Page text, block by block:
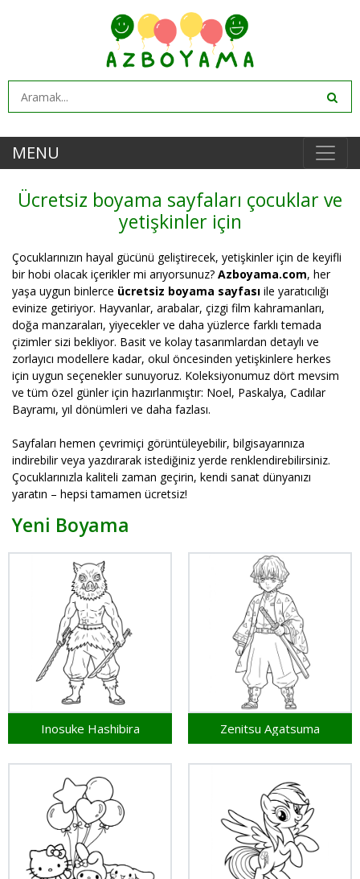
MENU
Ücretsiz boyama sayfaları çocuklar ve
yetişkinler için
Çocuklarınızın hayal gücünü geliştirecek, yetişkinler için de keyifli
bir hobi olacak içerikler mi arıyorsunuz? Azboyama.com, her
yaşa uygun binlerce ücretsiz boyama sayfası ile yaratıcılığı
evinize getiriyor. Hayvanlar, arabalar, çizgi film kahramanları,
doğa manzaraları, yiyecekler ve daha yüzlerce farklı temada
çizimler sizi bekliyor. Basit ve kolay tasarımlardan detaylı ve
zorlayıcı modellere kadar, okul öncesinden yetişkinlere herkes
için uygun seçenekler sunuyoruz. Koleksiyonumuz dört mevsim
ve tüm özel günler için hazırlanmıştır: Noel, Paskalya, Cadılar
Bayramı, yıl dönümleri ve daha fazlası.
Sayfaları hemen çevrimiçi görüntüleyebilir, bilgisayarınıza
indirebilir veya yazdırarak istediğiniz yerde renklendirebilirsiniz.
Çocuklarınızla kaliteli zaman geçirin, kendi sanat dünyanızı
yaratın – hepsi tamamen ücretsiz!
Yeni Boyama
Inosuke Hashibira Zenitsu Agatsuma